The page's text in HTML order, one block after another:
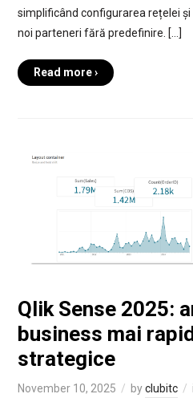
simplificând configurarea rețelei
noi parteneri fără predefinire. […]
Read more ›
Qlik Sense 2025:
business mai
strategice
November 10, 2025 byclubitc